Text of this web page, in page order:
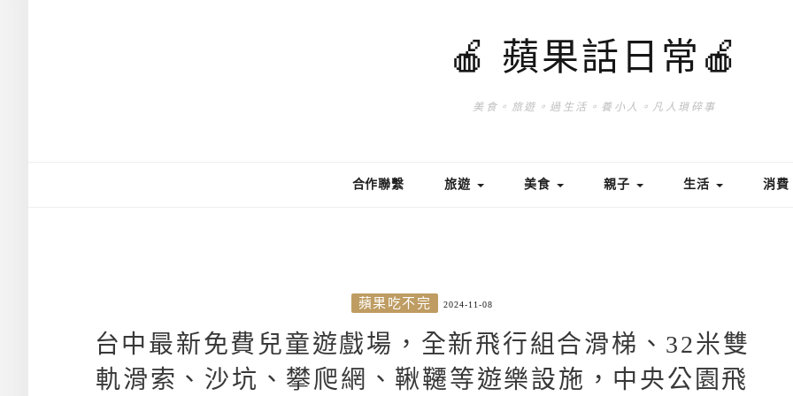
🍎 蘋果話日常🍎
美食。旅遊。過生活。養小人。凡人瑣碎事
合作聯繫 旅遊 美食 親子 生活 消費
蘋果吃不完 2024-11-08
台中最新免費兒童遊戲場，全新飛行組合滑梯、32米雙
軌滑索、沙坑、攀爬網、鞦韆等遊樂設施，中央公園飛